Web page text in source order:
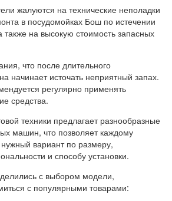
жалуются на технические неполадки
в посудомойках Бош по истечении
также на высокую стоимость запасных
что после длительного
начинает источать неприятный запах.
регулярно применять
средства.
техники предлагает разнообразные
машин, что позволяет каждому
вариант по размеру,
и способу установки.
с выбором модели,
с популярными товарами: